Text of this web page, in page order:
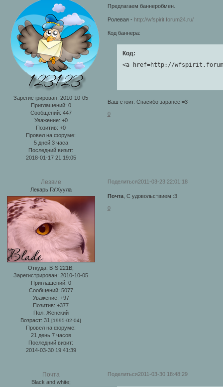
Зарегистрирован: 2010-10-05
Приглашений: 0
Сообщений: 447
Уважение: +0
Позитив: +0
Провел на форуме:
5 дней 3 часа
Последний визит:
2018-01-17 21:19:05
Предлагаем баннеробмен.
Ролевая - http://wfspirit.forum24.ru/
Код баннера:
Код:
<a href=http://
Ваш стоит. Спасибо заранее =3
0
Поделиться2011-03-23 22:01:18
Лезвие
Лекарь Га'Хуула
Откуда: B-S 221B;
Зарегистрирован: 2010-10-05
Приглашений: 0
Сообщений: 5077
Уважение: +97
Позитив: +377
Пол: Женский
Возраст: 31[1995-02-04]
Провел на форуме:
21 день 7 часов
Последний визит:
2014-03-30 19:41:39
Почта, С удовольствием :3
0
Поделиться2011-03-30 18:48:29
Почта
Black and white;